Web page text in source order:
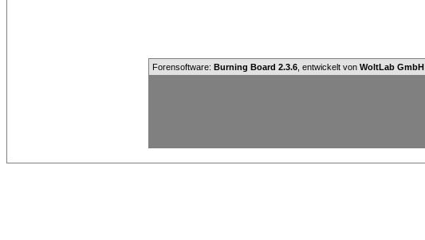
Forensoftware: Burning Board 2.3.6 , entwickelt von WoltLab GmbH